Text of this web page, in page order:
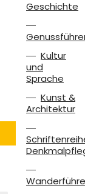
Geschichte
Kultur
und
Sprache
Kunst &
Architektur